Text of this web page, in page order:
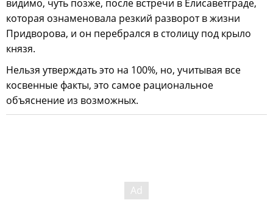
видимо, чуть позже, после встречи в Елисаветграде,
которая ознаменовала резкий разворот в жизни
Придворова, и он перебрался в столицу под крыло
князя.
Нельзя утверждать это на 100%, но, учитывая все
косвенные факты, это самое рациональное
объяснение из возможных.